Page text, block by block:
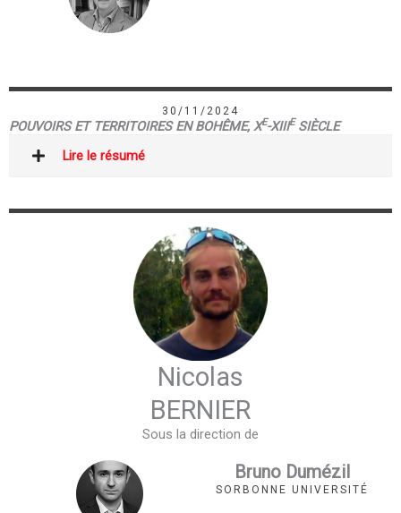
30/11/2024
POUVOIRS ET TERRITOIRES EN BOHÊME, XE-XIIIESIÈCLE
Lire le résumé
Nicolas
BERNIER
Sous la direction de
Bruno Dumézil
SORBONNE UNIVERSITÉ